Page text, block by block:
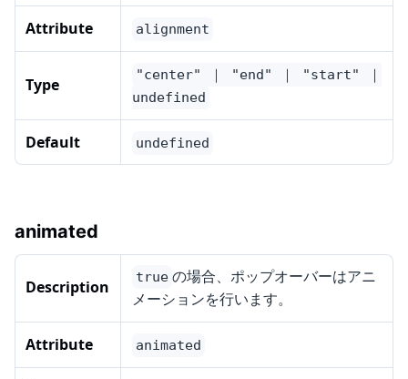
Attribute alignment
Type
"center" ｜ "end" ｜ "start" ｜
undefined
Default undefined
animated
Description true の場合、ポップオーバーはアニ
メーションを行います。
Attribute animated